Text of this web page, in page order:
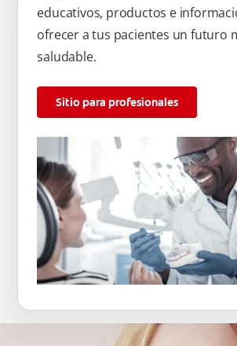
educativos, productos e
ofrecer a tus pacientes un futuro
saludable.
Sitio para profesionales